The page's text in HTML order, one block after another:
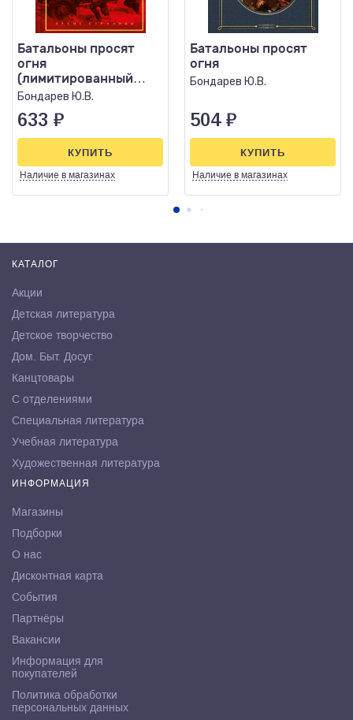
Батальоны просят
огня
(лимитированный
дизайн)
Бондарев Ю.В.
633 ₽
Наличие в магазинах
КУПИТЬ
Батальоны просят
огня
Бондарев Ю.В.
504 ₽
Наличие в магазинах
КУПИТЬ
КАТАЛОГ
Акции
Детская литература
Детское творчество
Дом. Быт. Досуг.
Канцтовары
С отделениями
Специальная литература
Учебная литература
Художественная литература
ИНФОРМАЦИЯ
Магазины
Подборки
О нас
Дисконтная карта
События
Партнёры
Вакансии
Информация для
покупателей
Политика обработки
персональных данных